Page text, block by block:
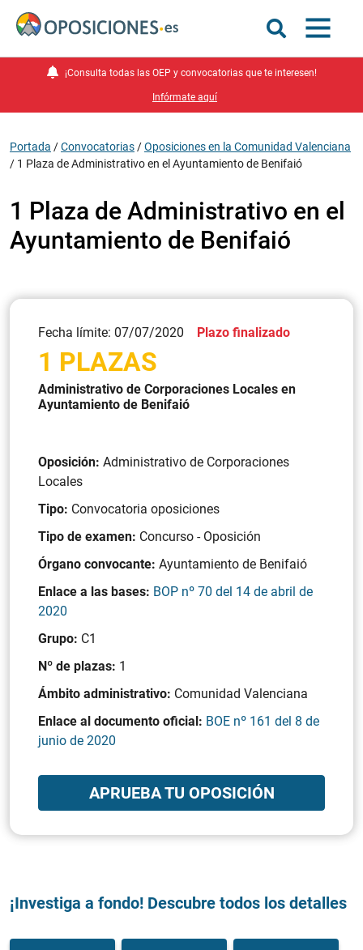
¡Consulta todas las OEP y convocatorias que te interesen!
Infórmate aquí
Portada /Convocatorias /Oposiciones en la Comunidad Valenciana
/ 1 Plaza de Administrativo en el Ayuntamiento de Benifaió
1 Plaza de Administrativo en el
Ayuntamiento de Benifaió
Fecha límite: 07/07/2020 Plazo finalizado
1 PLAZAS
Administrativo de Corporaciones Locales en
Ayuntamiento de Benifaió
Oposición: Administrativo de Corporaciones
Locales
Tipo: Convocatoria oposiciones
Tipo de examen: Concurso - Oposición
Órgano convocante: Ayuntamiento de Benifaió
Enlace a las bases: BOP nº 70 del 14 de abril de
2020
Grupo: C1
Nº de plazas: 1
Ámbito administrativo: Comunidad Valenciana
Enlace al documento oficial: BOE nº 161 del 8 de
junio de 2020
APRUEBA TU OPOSICIÓN
¡Investiga a fondo! Descubre todos los detalles